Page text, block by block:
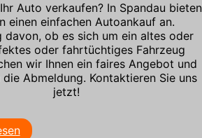
Auto verkaufen? In Spandau bieten
einen einfachen Autoankauf an.
davon, ob es sich um ein altes oder
oder fahrtüchtiges Fahrzeug
wir Ihnen ein faires Angebot und
die Abmeldung. Kontaktieren Sie uns
jetzt!